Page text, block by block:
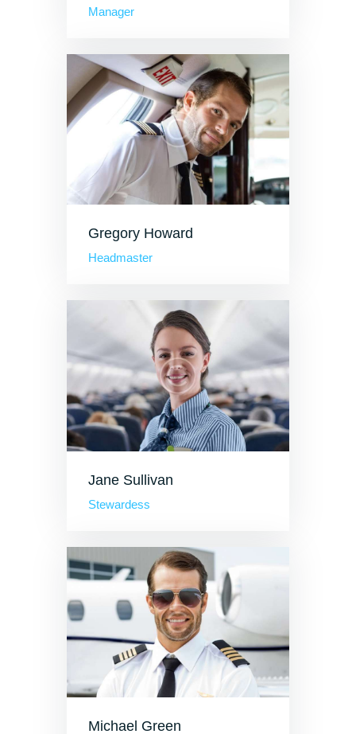
Manager
Gregory Howard
Headmaster
Jane Sullivan
Stewardess
Michael Green